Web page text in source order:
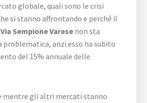
globale, quali sono le crisi
si stanno affrontando e perché il
Sempione Varesenon sta
problematica, anzi esso ha subito
del 15% annuale delle
mentre gli altri mercati stanno